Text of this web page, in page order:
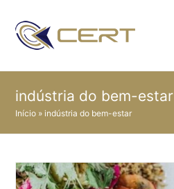
indústria do bem-estar
Início »indústria do bem-estar